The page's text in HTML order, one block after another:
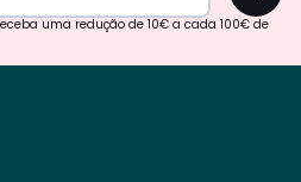
uma redução de 10€ a cada 100€ de